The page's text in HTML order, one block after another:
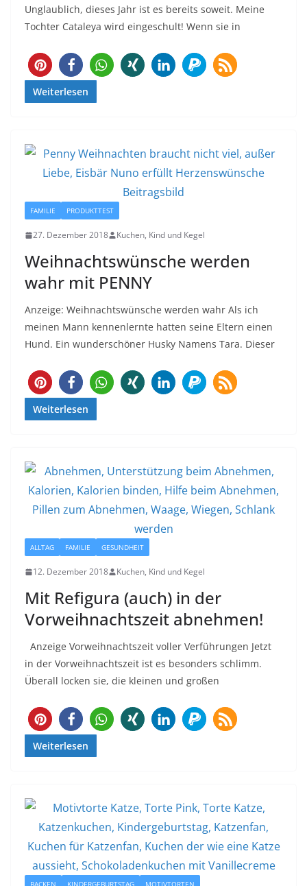
Unglaublich, dieses Jahr ist es bereits soweit. Meine
Tochter Cataleya wird eingeschult! Wenn sie in
362
Weiterlesen
FAMILIE PRODUKTTEST
27. Dezember 2018 Kuchen, Kind und Kegel
Weihnachtswünsche werden
wahr mit PENNY
Anzeige: Weihnachtswünsche werden wahr Als ich
meinen Mann kennenlernte hatten seine Eltern einen
Hund. Ein wunderschöner Husky Namens Tara. Dieser
Weiterlesen
ALLTAG FAMILIE GESUNDHEIT
12. Dezember 2018 Kuchen, Kind und Kegel
Mit Refigura (auch) in der
Vorweihnachtszeit abnehmen!
Anzeige Vorweihnachtszeit voller Verführungen Jetzt
in der Vorweihnachtszeit ist es besonders schlimm.
Überall locken sie, die kleinen und großen
1
Weiterlesen
BACKEN KINDERGEBURTSTAG MOTIVTORTEN